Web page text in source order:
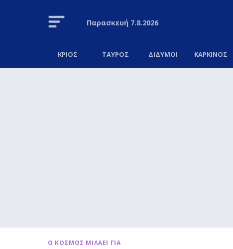
Παρασκευή7.8.2026
ΚΡΙΟΣ ΤΑΥΡΟΣ ΔΙΔΥΜΟΙ ΚΑΡΚΙΝΟΣ
Ο ΚΟΣΜΟΣ ΜΙΛΑΕΙ ΓΙΑ